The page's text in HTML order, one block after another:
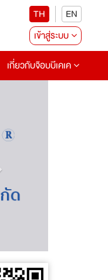
TH
EN
เข้าสู่ระบบ
เกี่ยวกับจ๊อบบีเคเค